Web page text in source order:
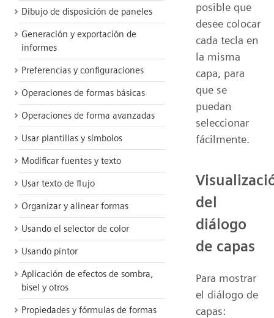
Dibujo de disposición de paneles
Generación y exportación de
informes
Preferencias y configuraciones
Operaciones de formas básicas
Operaciones de forma avanzadas
Usar plantillas y símbolos
Modificar fuentes y texto
Usar texto de flujo
Organizar y alinear formas
Usando el selector de color
Usando pintor
Aplicación de efectos de sombra,
bisel y otros
Propiedades y fórmulas de formas
posible que
desee colocar
cada tecla en
la misma
capa, para
que se
puedan
seleccionar
fácilmente.
del
diálogo
de capas
Para mostrar
el diálogo de
capas: